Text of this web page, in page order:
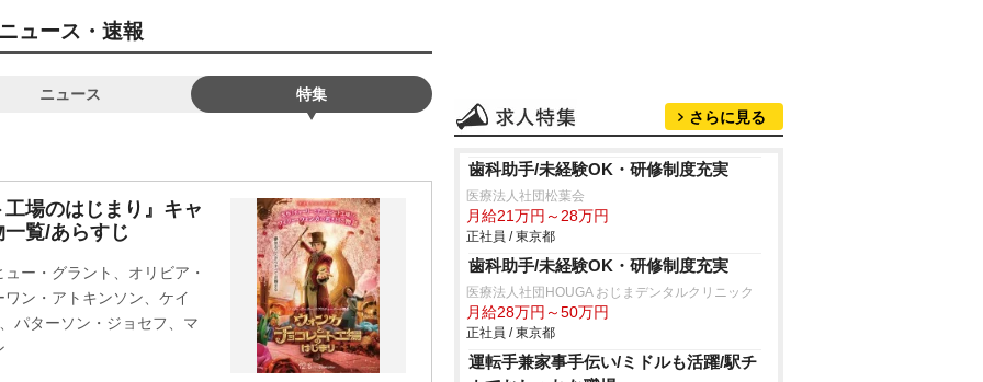
ュース・速報
ニュース 特集
場のはじまり』キャ
覧/あらすじ
ー・グラント、オリビア・
ン・アトキンソン、ケイ
パターソン・ジョセフ、マ
さらに見る
歯科助手/未経験OK・研修制度充実
医療法人社団松葉会
月給21万円～28万円
正社員 / 東京都
歯科助手/未経験OK・研修制度充実
医療法人社団HOUGA おじまデンタルクリニック
月給28万円～50万円
正社員 / 東京都
運転手兼家事手伝い/ミドルも活躍/駅チ